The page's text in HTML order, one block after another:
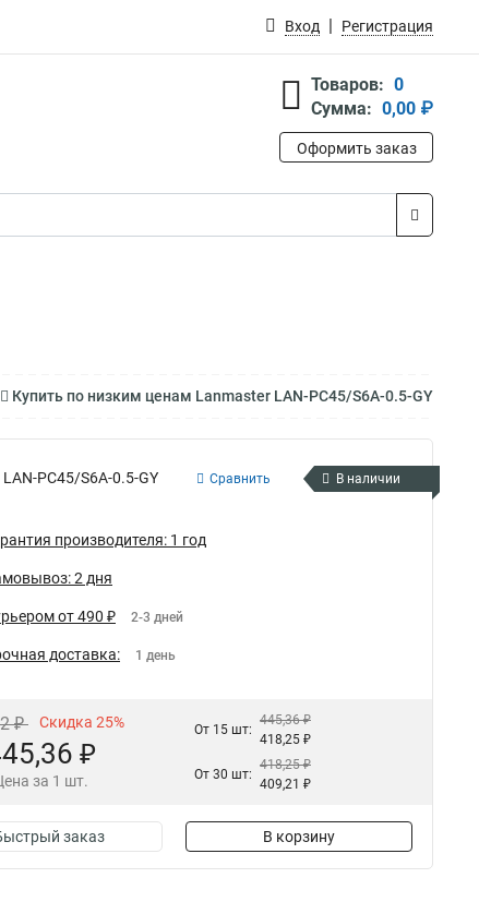
Вход Регистрация
Товаров: 0
Сумма: 0,00 ₽
Оформить заказ
Купить по низким ценам Lanmaster LAN-PC45/S6A-0.5-GY
LAN-PC45/S6A-0.5-GY Сравнить В наличии
производителя: 1 год
2 дня
от 490 ₽ 2-3 дней
доставка: 1 день
₽ Скидка 25%
₽
за 1 шт.
От 15 шт:
445,36 ₽
418,25 ₽
От 30 шт:
418,25 ₽
409,21 ₽
заказ В корзину